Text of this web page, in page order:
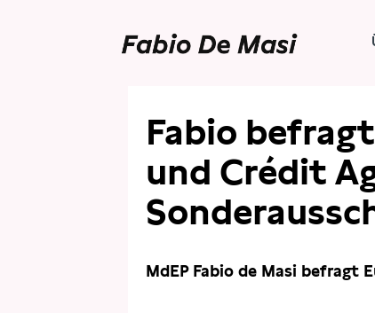
Fabio
und Crédit
MdEP Fabio de Masi befragt